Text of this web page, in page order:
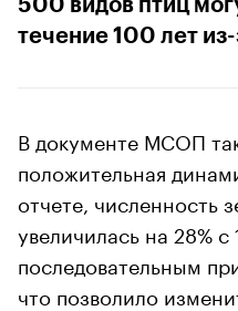
500 видов птиц
течение 100 лет
В документе МСОП
положительная
отчете, численность
увеличилась на 28% с
последовательным
что позволило